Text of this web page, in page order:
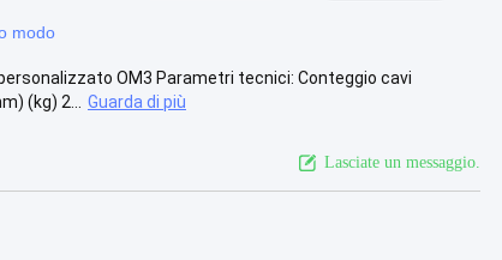
modo
OM3 Parametri tecnici: Conteggio cavi
(kg) 2...
Guarda di più
Lasciate un messaggio.